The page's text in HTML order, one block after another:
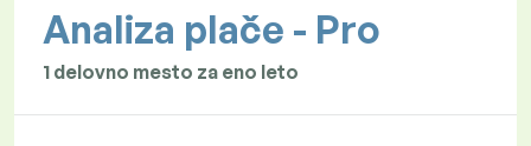
Analiza plače - Pro
1 delovno mesto za eno leto